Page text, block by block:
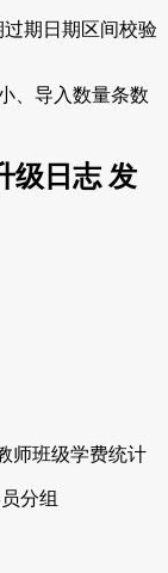
期日期区间校验
、导入数量条数
级日志 发
师班级学费统计
分组